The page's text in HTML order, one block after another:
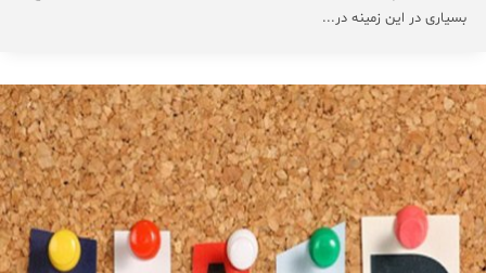
بسیاری در این زمینه در...